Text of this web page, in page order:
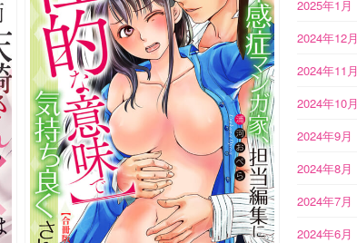
2025年1月
2024年12月
2024年11月
2024年10月
2024年9月
2024年8月
2024年7月
2024年6月